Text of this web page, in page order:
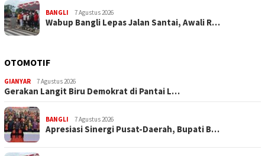
BANGLI 7 Agustus 2026
Wabup Bangli Lepas Jalan Santai, Awali R…
OTOMOTIF
GIANYAR 7 Agustus 2026
Gerakan Langit Biru Demokrat di Pantai L…
BANGLI 7 Agustus 2026
Apresiasi Sinergi Pusat-Daerah, Bupati B…